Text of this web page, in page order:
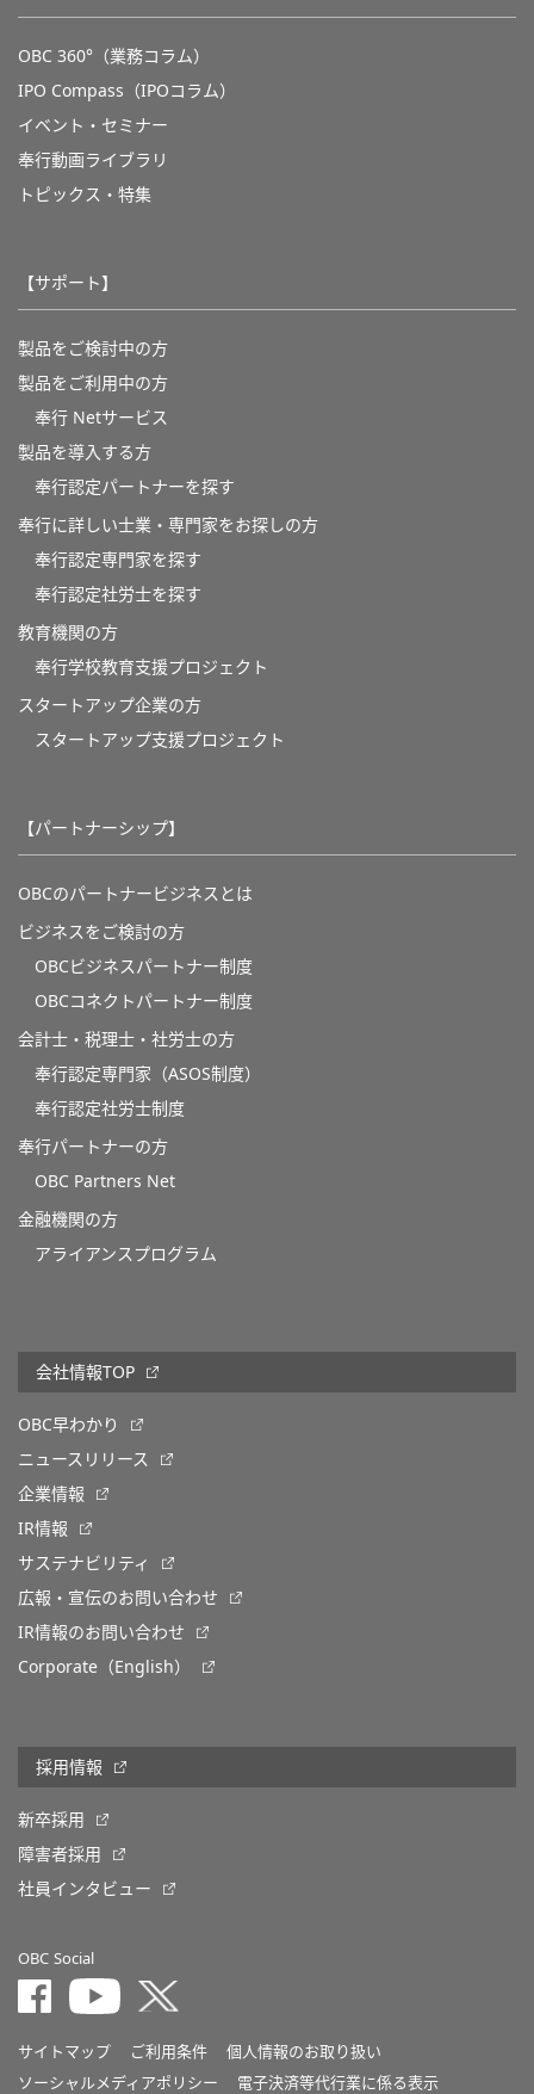
OBC 360°（業務コラム）
IPO Compass（IPOコラム）
イベント・セミナー
奉行動画ライブラリ
トピックス・特集
【サポート】
製品をご検討中の方
製品をご利用中の方
奉行 Netサービス
製品を導入する方
奉行認定パートナーを探す
奉行に詳しい士業・専門家をお探しの方
奉行認定専門家を探す
奉行認定社労士を探す
教育機関の方
奉⾏学校教育⽀援プロジェクト
スタートアップ企業の方
スタートアップ支援プロジェクト
【パートナーシップ】
OBCのパートナービジネスとは
ビジネスをご検討の方
OBCビジネスパートナー制度
OBCコネクトパートナー制度
会計士・税理士・社労士の方
奉行認定専門家（ASOS制度）
奉行認定社労士制度
奉行パートナーの方
OBC Partners Net
金融機関の方
アライアンスプログラム
会社情報TOP
OBC早わかり
ニュースリリース
企業情報
IR情報
サステナビリティ
広報・宣伝のお問い合わせ
IR情報のお問い合わせ
Corporate（English）
採用情報
新卒採用
障害者採用
社員インタビュー
OBC Social
サイトマップ ご利用条件
個人情報のお取り扱い
ソーシャルメディアポリシー
電子決済等代行業に係る表示